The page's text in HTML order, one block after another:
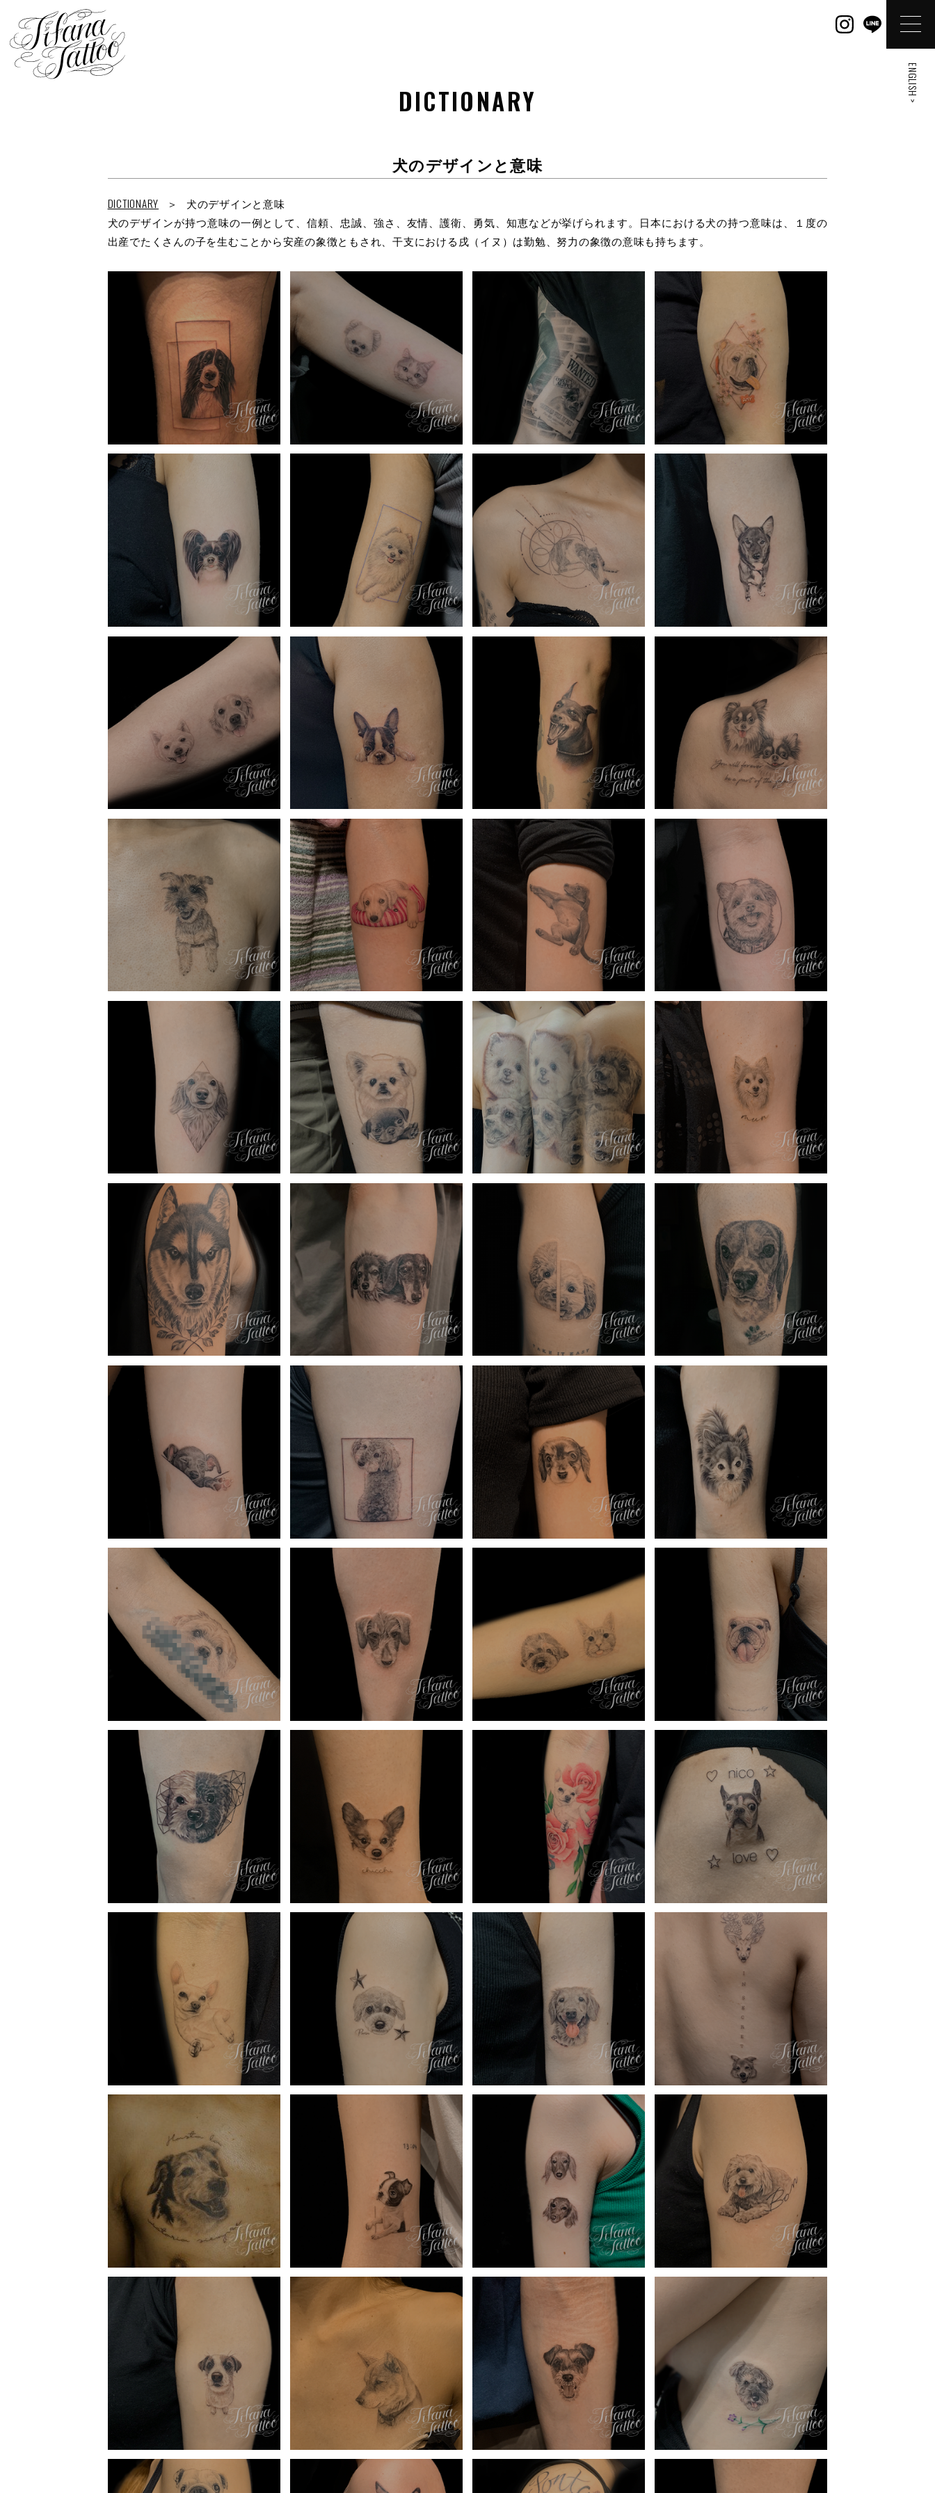
DICTIONARY
犬のデザインと意味
DICTIONARY
犬のデザインと意味
犬のデザインが持つ意味の一例として、信頼、忠誠、強さ、友情、護衛、勇気、知恵などが挙げられます。日本における犬の持つ意味は、１度の
出産でたくさんの子を生むことから安産の象徴ともされ、干支における戌（イヌ）は勤勉、努力の象徴の意味も持ちます。
ENGLISH >